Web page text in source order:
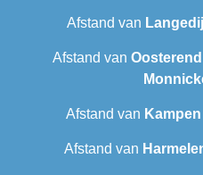
Afstand van
Afstand van
Afstand van Kampen
Afstand van